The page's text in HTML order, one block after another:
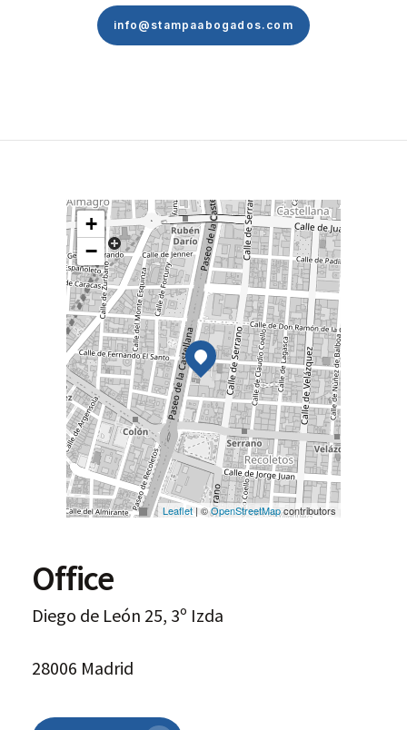
info@stampaabogados.com
+
−
Leaflet| ©OpenStreetMapcontributors
Office
Diego de León 25, 3º Izda
28006 Madrid